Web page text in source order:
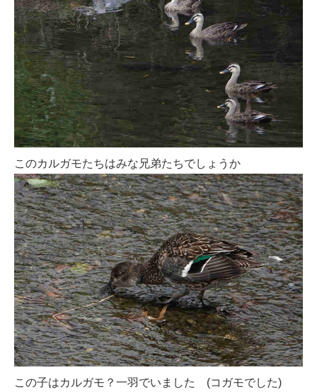
このカルガモたちはみな兄弟たちでしょうか
この子はカルガモ？一羽でいました (コガモでした)